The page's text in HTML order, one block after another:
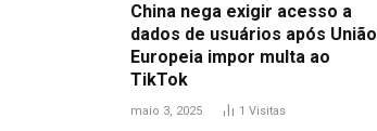
China nega exigir acesso a
dados de usuários após União
Europeia impor multa ao
TikTok
maio 3, 2025 1 Visitas